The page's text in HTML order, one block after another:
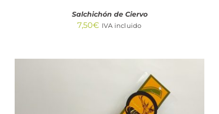
Salchichón de Ciervo
7,50€ IVA incluido